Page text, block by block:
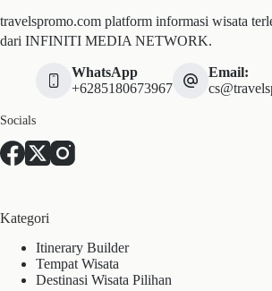
travelspromo.com platform informasi wisata
dari INFINITI MEDIA NETWORK.
WhatsApp
+6285180673967
Email:
Socials
Kategori
Itinerary Builder
Tempat Wisata
Destinasi Wisata Pilihan